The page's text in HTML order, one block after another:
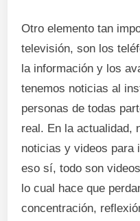
Otro elemento tan
televisión, son los
la información y los
tenemos noticias al
personas de todas
real. En la actualidad,
noticias y videos para
eso sí, todo son
lo cual hace que
concentración,